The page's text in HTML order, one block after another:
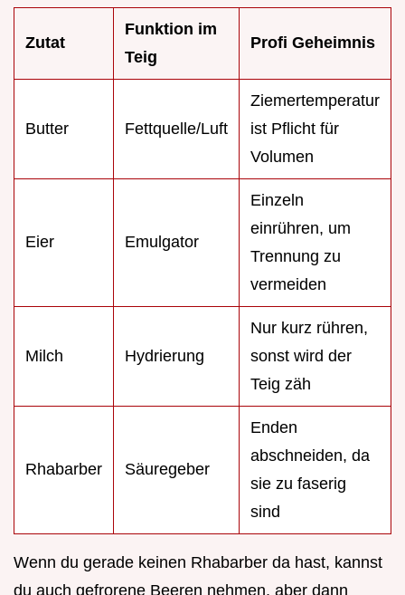
Zutat
Funktion im
Teig
Profi Geheimnis
Butter Fettquelle/Luft
Ziemertemperatur
ist Pflicht für
Volumen
Eier Emulgator
Einzeln
einrühren, um
Trennung zu
vermeiden
Milch Hydrierung
Nur kurz rühren,
sonst wird der
Teig zäh
Rhabarber Säuregeber
Enden
abschneiden, da
sie zu faserig
sind
Wenn du gerade keinen Rhabarber da hast, kannst
du auch gefrorene Beeren nehmen, aber dann